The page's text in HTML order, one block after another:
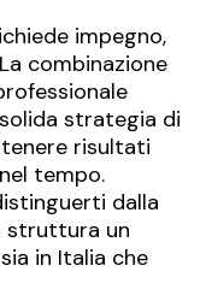
impegno,
combinazione
strategia di
risultati
tempo.
dalla
struttura un
in Italia che